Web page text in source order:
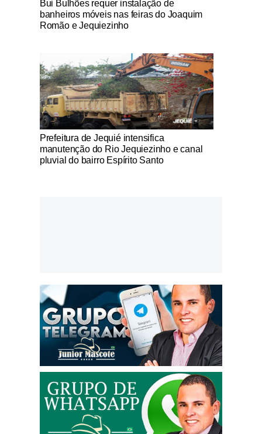
Bui Bulhões requer instalação de
banheiros móveis nas feiras do Joaquim
Romão e Jequiezinho
Notícias Católicas
Prefeitura de Jequié intensifica
manutenção do Rio Jequiezinho e canal
pluvial do bairro Espírito Santo